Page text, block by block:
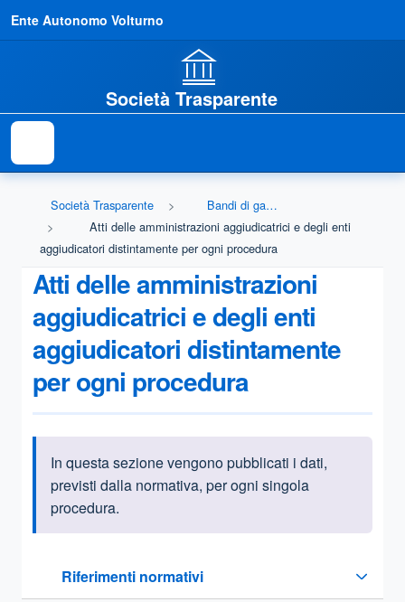
Ente Autonomo Volturno
Società Trasparente
Società Trasparente
Bandi di gara e contratti
Atti delle amministrazioni aggiudicatrici e degli enti
aggiudicatori distintamente per ogni procedura
Atti delle amministrazioni
aggiudicatrici e degli enti
aggiudicatori distintamente
per ogni procedura
Informazioni introduttive
In questa sezione vengono pubblicati i dati,
previsti dalla normativa, per ogni singola
procedura.
Riferimenti normativi
Sezione compressa